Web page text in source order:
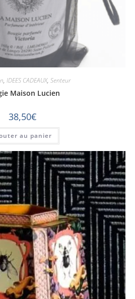
, IDEES CADEAUX, Senteur
Maison Lucien
38,50€
au panier